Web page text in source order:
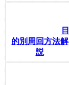
目
的別周回方法解
説